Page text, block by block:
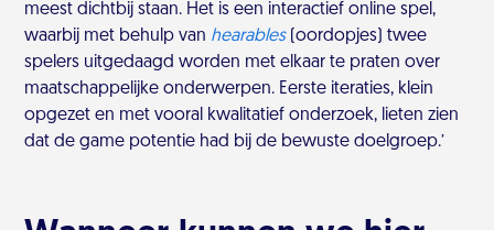
meest dichtbij staan. Het is een interactief online spel,
waarbij met behulp van hearables(oordopjes) twee
spelers uitgedaagd worden met elkaar te praten over
maatschappelijke onderwerpen. Eerste iteraties, klein
opgezet en met vooral kwalitatief onderzoek, lieten zien
dat de game potentie had bij de bewuste doelgroep.’